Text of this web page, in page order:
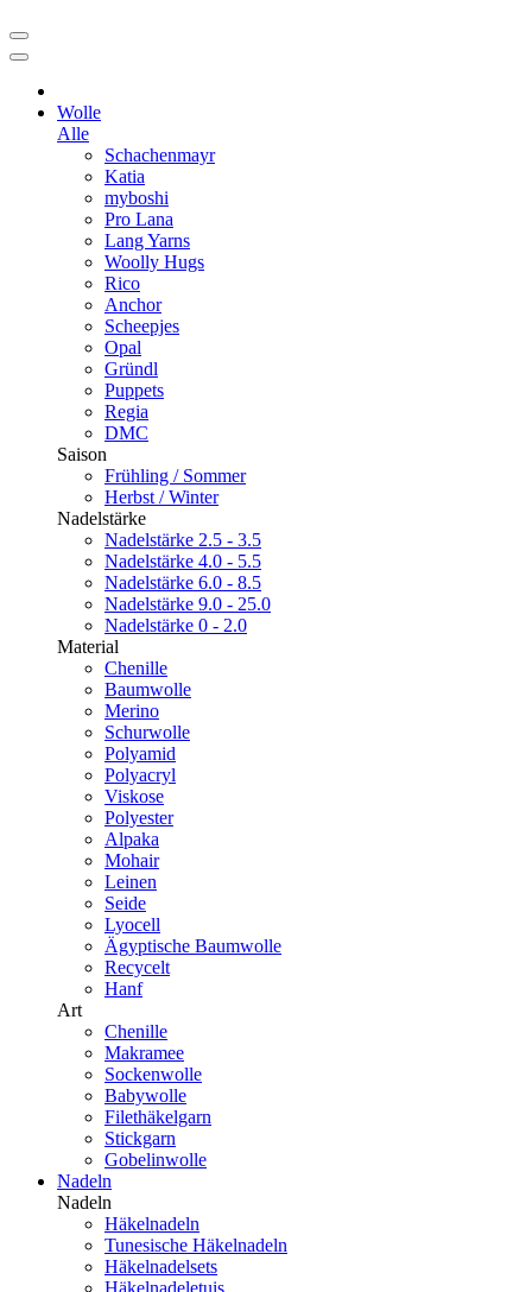
Wolle
Alle
Schachenmayr
Katia
myboshi
Pro Lana
Lang Yarns
Woolly Hugs
Rico
Anchor
Scheepjes
Opal
Gründl
Puppets
Regia
DMC
Saison
Frühling / Sommer
Herbst / Winter
Nadelstärke
Nadelstärke 2.5 - 3.5
Nadelstärke 4.0 - 5.5
Nadelstärke 6.0 - 8.5
Nadelstärke 9.0 - 25.0
Nadelstärke 0 - 2.0
Material
Chenille
Baumwolle
Merino
Schurwolle
Polyamid
Polyacryl
Viskose
Polyester
Alpaka
Mohair
Leinen
Seide
Lyocell
Ägyptische Baumwolle
Recycelt
Hanf
Art
Chenille
Makramee
Sockenwolle
Babywolle
Filethäkelgarn
Stickgarn
Gobelinwolle
Nadeln
Nadeln
Häkelnadeln
Tunesische Häkelnadeln
Häkelnadelsets
Häkelnadeletuis